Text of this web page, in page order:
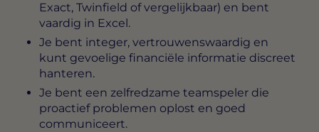
Exact, Twinfield of vergelijkbaar) en bent
vaardig in Excel.
Je bent integer, vertrouwenswaardig en
kunt gevoelige financiële informatie discreet
hanteren.
Je bent een zelfredzame teamspeler die
proactief problemen oplost en goed
communiceert.